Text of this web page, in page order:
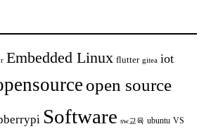
Embedded Linux flutter gitea iot
open source
Software sw교육 ubuntu VS